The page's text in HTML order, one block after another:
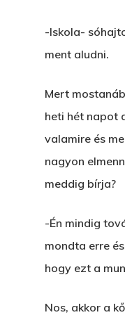
-Iskola-
ment aludni.
Mert
heti hét napot
valamire és
nagyon
meddig bírja?
-Én mindig
mondta erre
hogy ezt a
Nos, akkor a